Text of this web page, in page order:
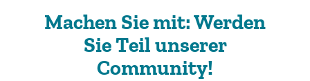
Machen Sie mit: Werden
Sie Teil unserer
Community!